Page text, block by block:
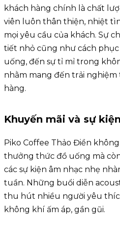
khách hàng chính là chất
viên luôn thân thiện, nhiệt
mọi yêu cầu của khách. Sự
tiết nhỏ cũng như cách
uống, đến sự tỉ mỉ trong
nhằm mang đến trải
hàng.
Khuyến mãi và sự
Piko Coffee Thảo Điền
thưởng thức đồ uống mà
các sự kiện âm nhạc nhẹ
tuần. Những buổi diễn
thu hút nhiều người yêu
không khí ấm áp, gần gũi.